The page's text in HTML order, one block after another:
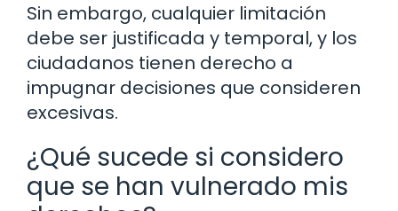
Sin embargo, cualquier limitación
debe ser justificada y temporal, y los
ciudadanos tienen derecho a
impugnar decisiones que consideren
excesivas.
¿Qué sucede si considero
que se han vulnerado mis